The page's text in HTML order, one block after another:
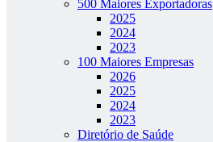
500 Maiores Exportadoras
2025
2024
2023
100 Maiores Empresas
2026
2025
2024
2023
Diretório de Saúde